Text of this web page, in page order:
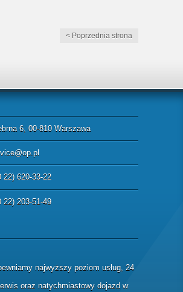
< Poprzednia strona
6, 00-810 Warszawa
22) 620-33-22
22) 203-51-49
najwyższy poziom usług, 24
oraz natychmiastowy dojazd w